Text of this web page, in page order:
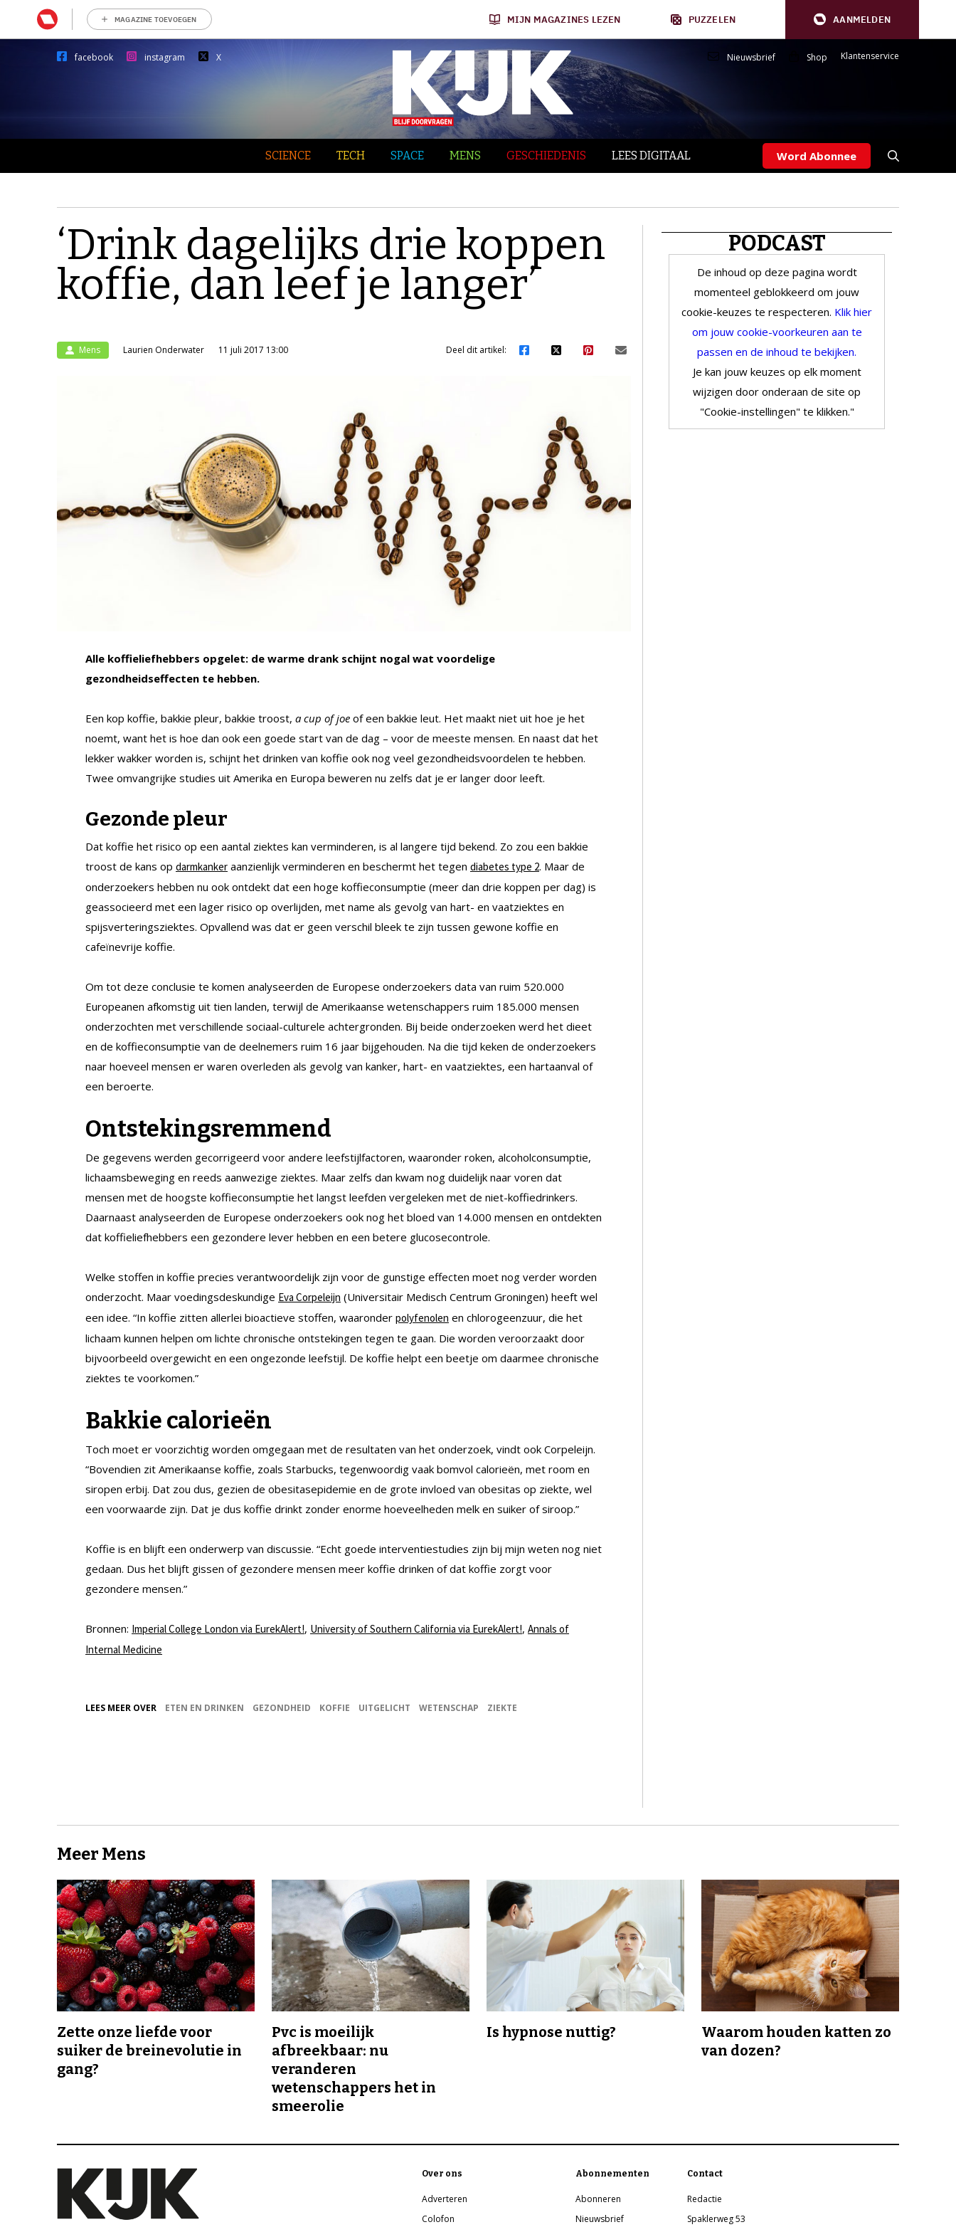
MAGAZINE TOEVOEGEN MIJN MAGAZINES LEZEN PUZZELEN AANMELDEN
facebook instagram X Nieuwsbrief Shop Klantenservice
SCIENCE TECH SPACE MENS GESCHIEDENIS LEES DIGITAAL Word Abonnee
‘Drink dagelijks drie koppen
koffie, dan leef je langer’
Mens Laurien Onderwater 11 juli 2017 13:00 Deel dit artikel:
Alle koffieliefhebbers opgelet: de warme drank schijnt nogal wat voordelige
gezondheidseffecten te hebben.
Een kop koffie, bakkie pleur, bakkie troost, a cup of joe of een bakkie leut. Het maakt niet uit hoe je het
noemt, want het is hoe dan ook een goede start van de dag – voor de meeste mensen. En naast dat het
lekker wakker worden is, schijnt het drinken van koffie ook nog veel gezondheidsvoordelen te hebben.
Twee omvangrijke studies uit Amerika en Europa beweren nu zelfs dat je er langer door leeft.
Gezonde pleur
Dat koffie het risico op een aantal ziektes kan verminderen, is al langere tijd bekend. Zo zou een bakkie
troost de kans op darmkanker aanzienlijk verminderen en beschermt het tegen diabetes type 2. Maar de
onderzoekers hebben nu ook ontdekt dat een hoge koffieconsumptie (meer dan drie koppen per dag) is
geassocieerd met een lager risico op overlijden, met name als gevolg van hart- en vaatziektes en
spijsverteringsziektes. Opvallend was dat er geen verschil bleek te zijn tussen gewone koffie en
cafeïnevrije koffie.
Om tot deze conclusie te komen analyseerden de Europese onderzoekers data van ruim 520.000
Europeanen afkomstig uit tien landen, terwijl de Amerikaanse wetenschappers ruim 185.000 mensen
onderzochten met verschillende sociaal-culturele achtergronden. Bij beide onderzoeken werd het dieet
en de koffieconsumptie van de deelnemers ruim 16 jaar bijgehouden. Na die tijd keken de onderzoekers
naar hoeveel mensen er waren overleden als gevolg van kanker, hart- en vaatziektes, een hartaanval of
een beroerte.
Ontstekingsremmend
De gegevens werden gecorrigeerd voor andere leefstijlfactoren, waaronder roken, alcoholconsumptie,
lichaamsbeweging en reeds aanwezige ziektes. Maar zelfs dan kwam nog duidelijk naar voren dat
mensen met de hoogste koffieconsumptie het langst leefden vergeleken met de niet-koffiedrinkers.
Daarnaast analyseerden de Europese onderzoekers ook nog het bloed van 14.000 mensen en ontdekten
dat koffieliefhebbers een gezondere lever hebben en een betere glucosecontrole.
Welke stoffen in koffie precies verantwoordelijk zijn voor de gunstige effecten moet nog verder worden
onderzocht. Maar voedingsdeskundige Eva Corpeleijn (Universitair Medisch Centrum Groningen) heeft wel
een idee. “In koffie zitten allerlei bioactieve stoffen, waaronder polyfenolen en chlorogeenzuur, die het
lichaam kunnen helpen om lichte chronische ontstekingen tegen te gaan. Die worden veroorzaakt door
bijvoorbeeld overgewicht en een ongezonde leefstijl. De koffie helpt een beetje om daarmee chronische
ziektes te voorkomen.”
Bakkie calorieën
Toch moet er voorzichtig worden omgegaan met de resultaten van het onderzoek, vindt ook Corpeleijn.
“Bovendien zit Amerikaanse koffie, zoals Starbucks, tegenwoordig vaak bomvol calorieën, met room en
siropen erbij. Dat zou dus, gezien de obesitasepidemie en de grote invloed van obesitas op ziekte, wel
een voorwaarde zijn. Dat je dus koffie drinkt zonder enorme hoeveelheden melk en suiker of siroop.”
Koffie is en blijft een onderwerp van discussie. “Echt goede interventiestudies zijn bij mijn weten nog niet
gedaan. Dus het blijft gissen of gezondere mensen meer koffie drinken of dat koffie zorgt voor
gezondere mensen.”
Bronnen: Imperial College London via EurekAlert!, University of Southern California via EurekAlert!, Annals of
Internal Medicine
LEES MEER OVER ETEN EN DRINKEN GEZONDHEID KOFFIE UITGELICHT WETENSCHAP ZIEKTE
PODCAST
De inhoud op deze pagina wordt
momenteel geblokkeerd om jouw
cookie-keuzes te respecteren. Klik hier
om jouw cookie-voorkeuren aan te
passen en de inhoud te bekijken.
Je kan jouw keuzes op elk moment
wijzigen door onderaan de site op
"Cookie-instellingen" te klikken."
Meer Mens
Zette onze liefde voor
suiker de breinevolutie in
gang?
Pvc is moeilijk
afbreekbaar: nu
veranderen
wetenschappers het in
smeerolie
Is hypnose nuttig?
Waarom houden katten zo
van dozen?
Over ons
Adverteren
Colofon
Abonnementen
Abonneren
Nieuwsbrief
Contact
Redactie
Spaklerweg 53